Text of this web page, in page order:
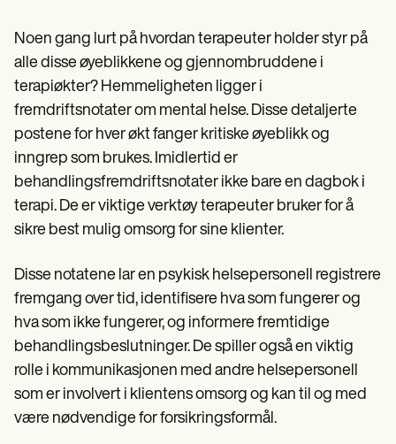
Behandlingsplanmal
Informed Consent Form
Social Work Treatment Plans
DAR Note Template
Patient Visit Summary Template
Help Center
Demos
Training Hub
Webinars
Switch to Carepatron
Become a Partner
Login
Get started
Noen gang lurt på hvordan terapeuter holder styr på
alle disse øyeblikkene og gjennombruddene i
terapiøkter? Hemmeligheten ligger i
fremdriftsnotater om mental helse. Disse detaljerte
postene for hver økt fanger kritiske øyeblikk og
inngrep som brukes. Imidlertid er
behandlingsfremdriftsnotater ikke bare en dagbok i
terapi. De er viktige verktøy terapeuter bruker for å
sikre best mulig omsorg for sine klienter.
Disse notatene lar en psykisk helsepersonell registrere
fremgang over tid, identifisere hva som fungerer og
hva som ikke fungerer, og informere fremtidige
behandlingsbeslutninger. De spiller også en viktig
rolle i kommunikasjonen med andre helsepersonell
som er involvert i klientens omsorg og kan til og med
være nødvendige for forsikringsformål.